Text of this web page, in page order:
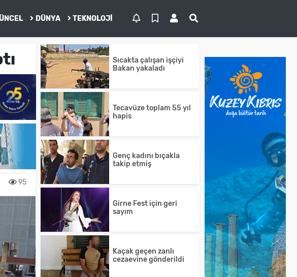
DÜNYA TEKNOLOJI
95
Sıcakta çalışan işçiyi
Bakan yakaladı
Tecavüze toplam 55 yıl
hapis
Genç kadını bıçakla
takip etmiş
Girne Fest için geri
sayım
Kaçak geçen zanlı
cezaevine gönderildi